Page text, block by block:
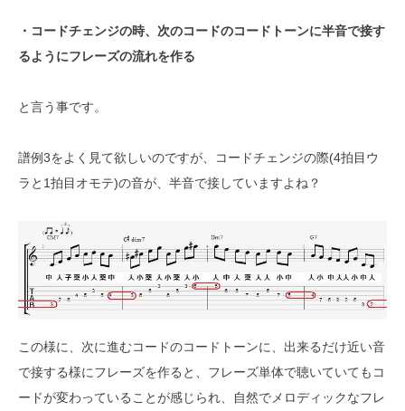
・コードチェンジの時、次のコードのコードトーンに半音で接す
るようにフレーズの流れを作る
と言う事です。
譜例3をよく見て欲しいのですが、コードチェンジの際(4拍目ウ
ラと1拍目オモテ)の音が、半音で接していますよね？
この様に、次に進むコードのコードトーンに、出来るだけ近い音
で接する様にフレーズを作ると、フレーズ単体で聴いていてもコ
ードが変わっていることが感じられ、自然でメロディックなフレ